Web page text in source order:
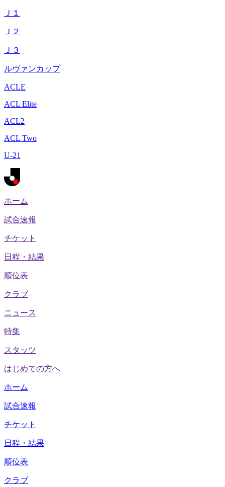
Ｊ１
Ｊ２
Ｊ３
ルヴァンカップ
ACLE
ACL Elite
ACL2
ACL Two
U-21
ホーム
試合速報
チケット
日程・結果
順位表
クラブ
ニュース
特集
スタッツ
はじめての方へ
ホーム
試合速報
チケット
日程・結果
順位表
クラブ